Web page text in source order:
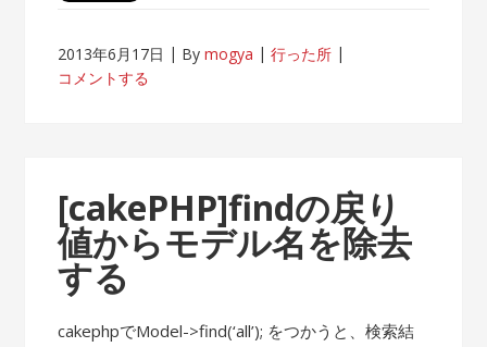
2013年6月17日 Bymogya
行った所
コメントする
[cakePHP]findの戻り
値からモデル名を除去
する
cakephpでModel->find(‘all’); をつかうと、検索結